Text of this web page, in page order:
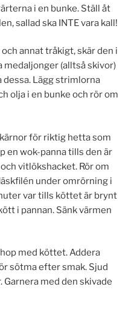
i en bunke. Ställ åt
sallad ska INTE vara kall!
annat tråkigt, skär den i
medaljonger (alltså skivor)
Lägg strimlorna
olja i en bunke och rör om
för riktig hetta som
en wok-panna tills den är
vitlökshacket. Rör om
under omrörning i
var tills köttet är brynt
i pannan. Sänk värmen
med köttet. Addera
sötma efter smak. Sjud
med den skivade